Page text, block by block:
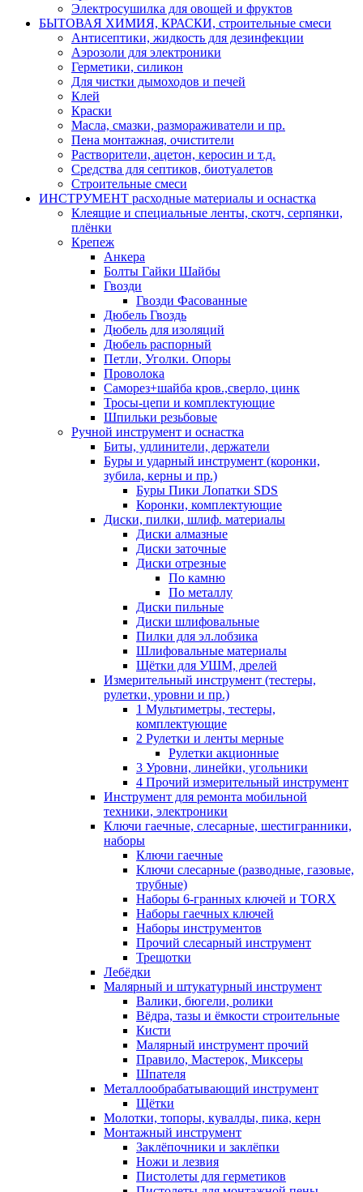
Электросушилка для овощей и фруктов
БЫТОВАЯ ХИМИЯ, КРАСКИ, строительные смеси
Антисептики, жидкость для дезинфекции
Аэрозоли для электроники
Герметики, силикон
Для чистки дымоходов и печей
Клей
Краски
Масла, смазки, размораживатели и пр.
Пена монтажная, очистители
Растворители, ацетон, керосин и т.д.
Средства для септиков, биотуалетов
Строительные смеси
ИНСТРУМЕНТ расходные материалы и оснастка
Клеящие и специальные ленты, скотч, серпянки,
плёнки
Крепеж
Анкера
Болты Гайки Шайбы
Гвозди
Гвозди Фасованные
Дюбель Гвоздь
Дюбель для изоляций
Дюбель распорный
Петли, Уголки. Опоры
Проволока
Саморез+шайба кров.,сверло, цинк
Тросы-цепи и комплектующие
Шпильки резьбовые
Ручной инструмент и оснастка
Биты, удлинители, держатели
Буры и ударный инструмент (коронки,
зубила, керны и пр.)
Буры Пики Лопатки SDS
Коронки, комплектующие
Диски, пилки, шлиф. материалы
Диски алмазные
Диски заточные
Диски отрезные
По камню
По металлу
Диски пильные
Диски шлифовальные
Пилки для эл.лобзика
Шлифовальные материалы
Щётки для УШМ, дрелей
Измерительный инструмент (тестеры,
рулетки, уровни и пр.)
1 Мультиметры, тестеры,
комплектующие
2 Рулетки и ленты мерные
Рулетки акционные
3 Уровни, линейки, угольники
4 Прочий измерительный инструмент
Инструмент для ремонта мобильной
техники, электроники
Ключи гаечные, слесарные, шестигранники,
наборы
Ключи гаечные
Ключи слесарные (разводные, газовые,
трубные)
Наборы 6-гранных ключей и TORX
Наборы гаечных ключей
Наборы инструментов
Прочий слесарный инструмент
Трещотки
Лебёдки
Малярный и штукатурный инструмент
Валики, бюгели, ролики
Вёдра, тазы и ёмкости строительные
Кисти
Малярный инструмент прочий
Правило, Мастерок, Миксеры
Шпателя
Металлообрабатывающий инструмент
Щётки
Молотки, топоры, кувалды, пика, керн
Монтажный инструмент
Заклёпочники и заклёпки
Ножи и лезвия
Пистолеты для герметиков